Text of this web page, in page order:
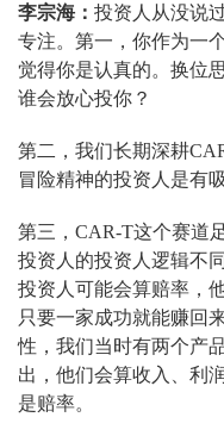
李宗海： 投资人从没说
专注。第一，你作为一
觉得你是认真的。换位
谁会放心投你？
第二，我们长期深耕
冒险精神的投资人是有
第三，CAR-T这个赛道
投资人的投资人逻辑不
投资人可能会算赔率，
只要一家成功就能赚回
性，我们当时有两个产
出，他们会算收入、利
是赔率。